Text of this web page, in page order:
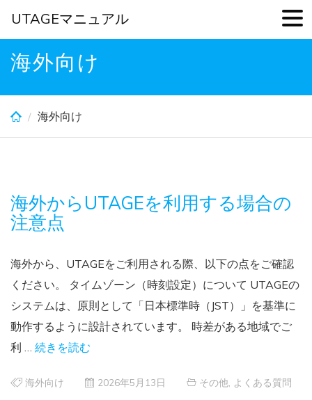
Skip
海外向け
海外向け
海外からUTAGEを利用する場合の
注意点
海外から、UTAGEをご利用される際、以下の点をご確認
ください。 タイムゾーン（時刻設定）について UTAGEの
システムは、原則として「日本標準時（JST）」を基準に
動作するように設計されています。 時差がある地域でご
利 … 続きを読む
海外向け 2026年5月13日 その他 よくある質問
UTAGEマニュアル